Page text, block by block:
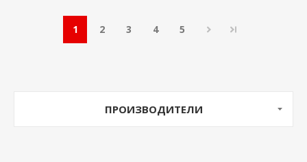
1 2 3 4 5
ПРОИЗВОДИТЕЛИ